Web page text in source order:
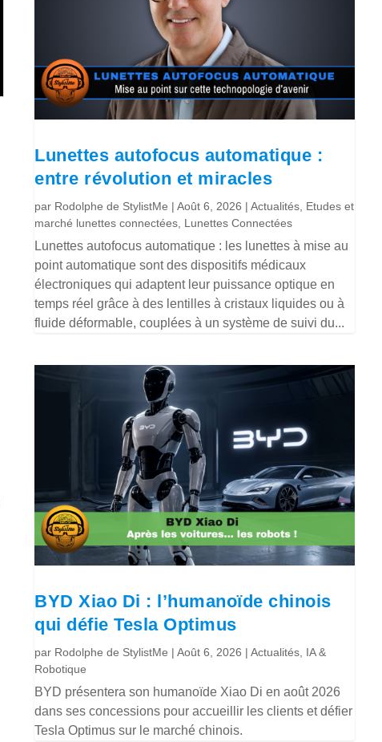
Lunettes autofocus automatique :
entre révolution et miracles
par Rodolphe de StylistMe |Août 6, 2026 |Actualités Etudes et
marché lunettes connectées Lunettes Connectées
Lunettes autofocus automatique : les lunettes à mise au
point automatique sont des dispositifs médicaux
électroniques qui adaptent leur puissance optique en
temps réel grâce à des lentilles à cristaux liquides ou à
fluide déformable, couplées à un système de suivi du...
BYD Xiao Di : l’humanoïde chinois
qui défie Tesla Optimus
par Rodolphe de StylistMe |Août 6, 2026 |Actualités IA &
Robotique
BYD présentera son humanoïde Xiao Di en août 2026
dans ses concessions pour accueillir les clients et défier
Tesla Optimus sur le marché chinois.